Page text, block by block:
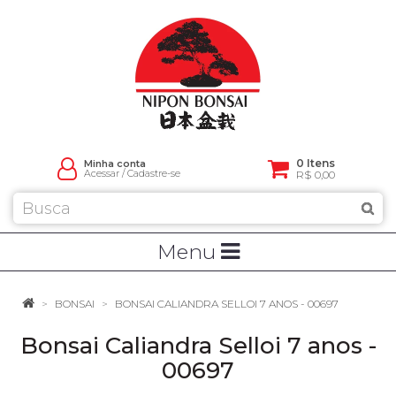
Minha conta
Acessar/Cadastre-se
0 Itens
R$ 0,00
Menu
BONSAI BONSAI CALIANDRA SELLOI 7 ANOS - 00697
Bonsai Caliandra Selloi 7 anos -
00697